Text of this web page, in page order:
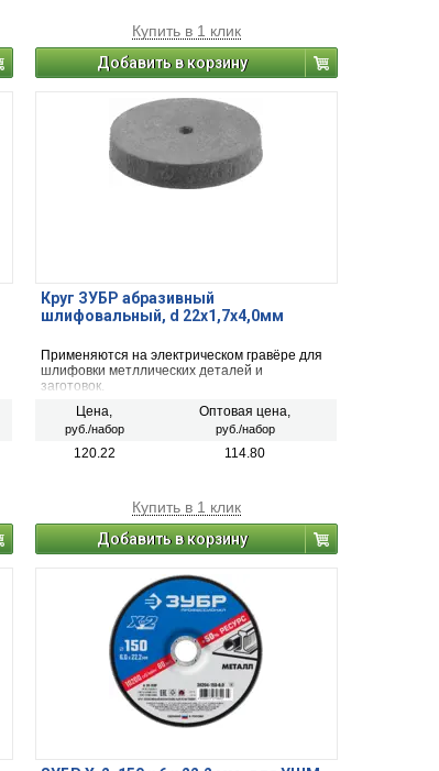
Купить в 1 клик
Добавить в корзину
Круг ЗУБР абразивный
шлифовальный, d 22x1,7х4,0мм
Применяются на электрическом гравёре для
шлифовки метллических деталей и
заготовок.
Цена,
руб./набор
Оптовая цена,
руб./набор
120.22 114.80
Купить в 1 клик
Добавить в корзину